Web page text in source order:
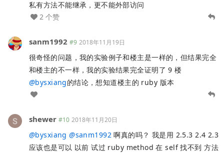
私有方法不能继承，更不能外部访问
2 个赞
sanm1992 #9 2018年11月19日
很奇怪的问题，我的实验例子和楼主是一样的，但结果完全
和楼主的不一样，我的实验结果完全证明了 9 楼
@bysxiang的结论，想知道楼主的 ruby 版本
shewer #10 2018年11月20日
@bysxiang @sanm1992 啊真的吗？ 我是用 2.5.3 2.4 2.3
应该也是可以 以前 试过 ruby method 在 self 找不到 方法